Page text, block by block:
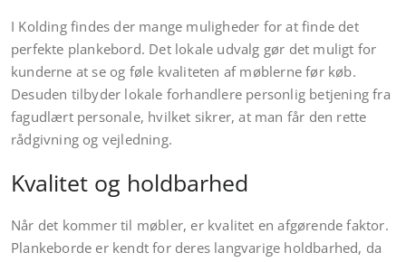
I Kolding findes der mange muligheder for at finde det
perfekte plankebord. Det lokale udvalg gør det muligt for
kunderne at se og føle kvaliteten af møblerne før køb.
Desuden tilbyder lokale forhandlere personlig betjening fra
fagudlært personale, hvilket sikrer, at man får den rette
rådgivning og vejledning.
Kvalitet og holdbarhed
Når det kommer til møbler, er kvalitet en afgørende faktor.
Plankeborde er kendt for deres langvarige holdbarhed, da